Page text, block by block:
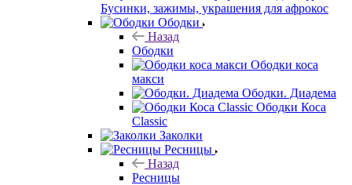
Бусинки, зажимы, украшения для афрокос
Ободки
Назад
Ободки
Ободки коса
макси
Ободки. Диадема
Ободки Коса
Classic
Заколки
Ресницы
Назад
Ресницы